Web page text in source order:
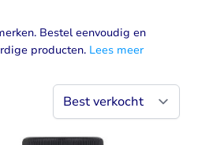
& Bloedvaten
Bestel eenvoudig en
producten. Lees meer